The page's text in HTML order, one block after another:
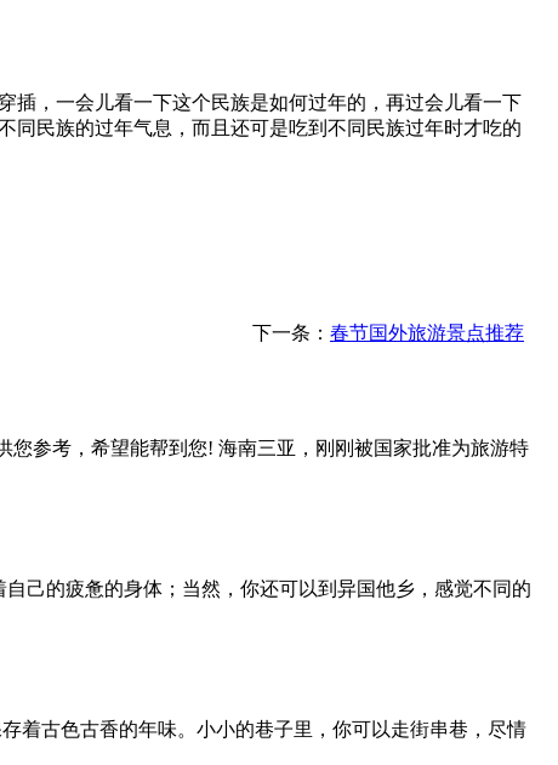
插，一会儿看一下这个民族是如何过年的，再过会儿看一下
同民族的过年气息，而且还可是吃到不同民族过年时才吃的
下一条： 春节国外旅游景点推荐
参考，希望能帮到您! 海南三亚，刚刚被国家批准为旅游特
己的疲惫的身体；当然，你还可以到异国他乡，感觉不同的
着古色古香的年味。小小的巷子里，你可以走街串巷，尽情